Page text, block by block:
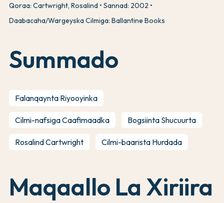
Qoraa: Cartwright, Rosalind
Sannad: 2002
Daabacaha/Wargeyska Cilmiga: Ballantine Books
Summado
Falanqaynta Riyooyinka
Cilmi-nafsiga Caafimaadka Bogsiinta Shucuurta
Rosalind Cartwright Cilmi-baarista Hurdada
Maqaallo La Xiriira